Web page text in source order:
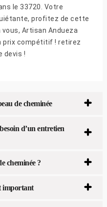
le 33720. Votre
profitez de cette
Artisan Andueza
prix compétitif ! retirez
devis !
de cheminée
d’un entretien
cheminée ?
important